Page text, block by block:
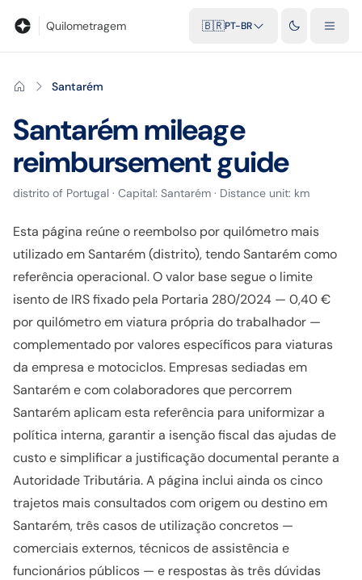
Quilometragem 🇧🇷PT-BR
Santarém
Santarémmileage
reimbursement guide
distrito of Portugal · Capital: Santarém · Distance unit: km
Esta página reúne o reembolso por quilómetro mais
utilizado em Santarém (distrito), tendo Santarém como
referência operacional. O valor base segue o limite
isento de IRS fixado pela Portaria 280/2024 — 0,40 €
por quilómetro em viatura própria do trabalhador —
complementado por valores específicos para viaturas
da empresa e motociclos. Empresas sediadas em
Santarém e com colaboradores que percorrem
Santarém aplicam esta referência para uniformizar a
política interna, garantir a isenção fiscal das ajudas de
custo e simplificar a justificação documental perante a
Autoridade Tributária. A página inclui ainda os cinco
trajetos mais consultados com origem ou destino em
Santarém, três casos de utilização concretos —
comerciais externos, técnicos de assistência e
funcionários públicos — e respostas às três dúvidas